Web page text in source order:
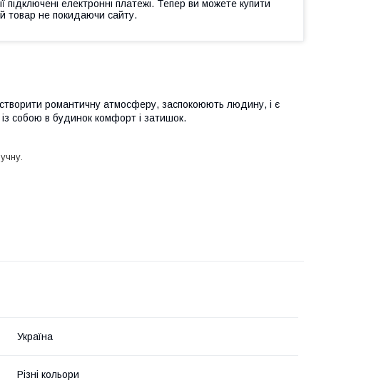
підключені електронні платежі. Тепер ви можете купити
товар не покидаючи сайту.
романтичну атмосферу, заспокоюють людину, і є
собою в будинок комфорт і затишок.
Україна
Різні кольори